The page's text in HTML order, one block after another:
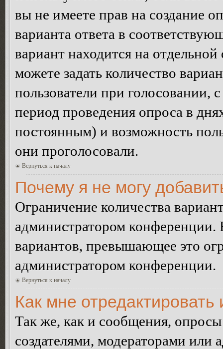
вы не имеете прав на создание
варианта ответа в
вариант находится на
можете задать количество
пользователи при
период проведения опроса в
постоянным) и возможность
они проголосовали.
Вернуться к началу
Почему я не могу
Ограничение количества
администратором конференции.
вариантов, превышающее это
администратором конференции.
Вернуться к началу
Как мне
Так же, как и сообщения, опросы
создателями, модераторами или